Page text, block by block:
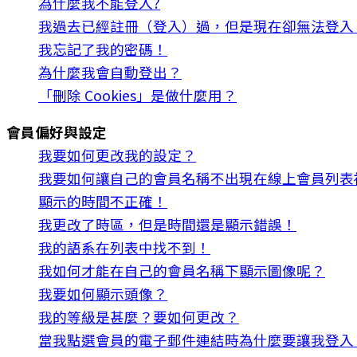
我過去已經註冊（登入）過，但是現在卻無法登入
我忘記了我的密碼！
為什麼我會自動登出？
「刪除 Cookies」是做什麼用？
會員偏好與設定
我要如何更改我的設定？
我要如何讓自己的會員名稱不出現在線上會員列表
顯示的時間不正確！
我更改了時區，但是時間還是顯示錯誤！
我的語系在列表中找不到！
我如何才能在自己的會員名稱下顯示圖像呢？
我要如何顯示頭像？
我的等級是甚麼？要如何更改？
當我點選會員的電子郵件連結時為什麼要讓我登入